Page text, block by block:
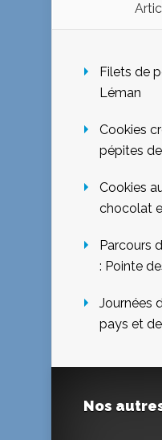
Filets de
Léman
Cookies
pépites
Cookies
chocolat
Parcours
: Pointe
Journées
pays et
Nos